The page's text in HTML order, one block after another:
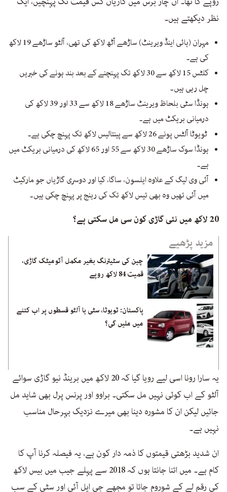
نظر دیکھتے ہیں۔
مہران (ہائی اینڈ ویرینٹ) ساڑھے آٹھ لاکھ کی تھی، آلٹو ساڑھے 19 لاکھ
کی ہے۔
کلٹس 15 لاکھ سے 30 لاکھ تک پہنچنے کے بعد بند ہونے کی خبریں
چل رہی ہیں۔
ہونڈا سٹی بلحاظ ویرینٹ ساڑھے 18 لاکھ سے 33 اور 39 لاکھ کی
درمیانی بریکٹ میں ہے۔
ٹویوٹا آلٹس پونے 26 لاکھ سے پینتالیس لاکھ تک پہنچ چکی ہے۔
ہونڈا سوک ساڑھے 30 لاکھ سے 55 اور 65 لاکھ کی درمیانی بریکٹ میں
ہے۔
آئی وی لیگ کے علاوہ ایلسون، ساگا، کیا اور دوسری گاڑیاں جو مارکیٹ
میں آئی تھیں وہ بھی تیس لاکھ تک کی رینج پر پہنچ چکی ہیں۔
20 لاکھ میں نئی گاڑی کون سی مل سکتی ہے؟
مزید پڑھیے
چین کی سٹیئرنگ بغیر مکمل آٹومیٹک گاڑی،
قمیت 84 لاکھ روپے
پاکستان: ٹویوٹا، سٹی یا آلٹو قسطوں پر اب کتنے
میں ملیں گی؟
یہ سارا رونا اسی لیے رویا گیا کہ 20 لاکھ میں برینڈ نیو گاڑی سوائے
آلٹو کے اب کوئی نہیں مل سکتی۔ براوو اور پرنس پرل بھی شاید مل
جائیں لیکن ان کا مشورہ دینا بھی میرے نزدیک بہرحال مناسب
نہیں ہے۔
ان شدید بڑھتی قیمتوں کا ذمہ دار کون ہے، یہ فیصلہ کرنا آپ کا
کام ہے۔ میں اتنا جانتا ہوں کہ 2018 سے پہلے جیب میں بیس لاکھ
کی رقم لے کے شوروم جاتا تو مجھے جی ایل آئی اور سٹی کے سب